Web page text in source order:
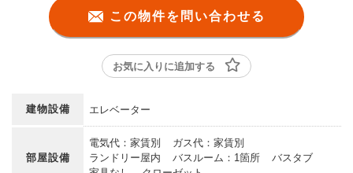
この物件を問い合わせる
お気に入りに追加する
建物設備 エレベーター
部屋設備
電気代：家賃別
ガス代：家賃別
ランドリー屋内
バスルーム：1箇所
バスタブ